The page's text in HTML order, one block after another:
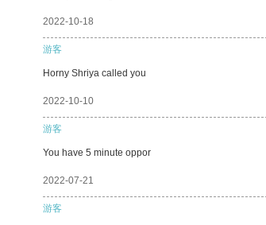
2022-10-18
游客
Horny Shriya called you
2022-10-10
游客
You have 5 minute oppor
2022-07-21
游客